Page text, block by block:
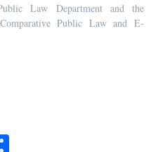
Law Department and the
Public Law and E-